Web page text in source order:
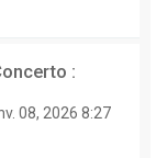
:
08, 2026 8:27